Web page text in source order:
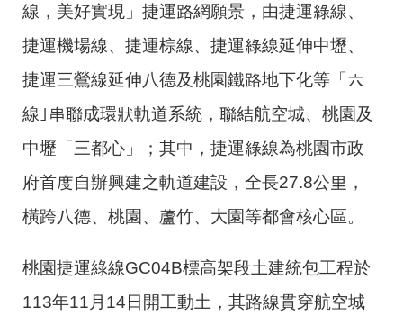
線，美好實現」捷運路網願景，由捷運綠線、
捷運機場線、捷運棕線、捷運綠線延伸中壢、
捷運三鶯線延伸八德及桃園鐵路地下化等「六
線｣串聯成環狀軌道系統，聯結航空城、桃園及
中壢「三都心」；其中，捷運綠線為桃園市政
府首度自辦興建之軌道建設，全長27.8公里，
橫跨八德、桃園、蘆竹、大園等都會核心區。
桃園捷運綠線GC04B標高架段土建統包工程於
113年11月14日開工動土，其路線貫穿航空城